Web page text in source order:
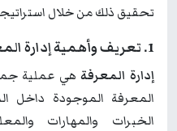
تحقيق ذلك من خلال
1. تعريف وأهمية إدارة المعرفة
إدارة المعرفةهي عملية
المعرفة الموجودة داخل
الخبرات والمهارات